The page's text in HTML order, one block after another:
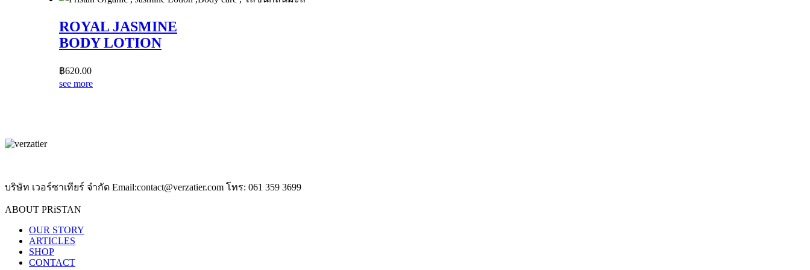
ROYAL JASMINE
BODY LOTION
฿620.00
see more
บริษัท เวอร์ซาเทียร์ จำกัด Email:contact@verzatier.com โทร: 061 359 3699
ABOUT PRiSTAN
OUR STORY
ARTICLES
SHOP
CONTACT